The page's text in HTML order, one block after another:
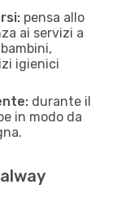
pensa allo
ai servizi a
igienici
durante il
in modo da